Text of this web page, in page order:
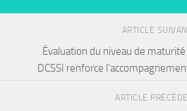
ARTICLE
Évaluation du niveau de
DCSSI renforce
ARTICLE